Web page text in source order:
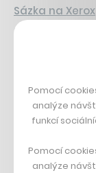
Sázka na Xerox
Strnad v Pirelli
PŘÍBĚHY Z
Boční projekt,
Francouzský
Dva golfisti,
Pomocí
analýze
funkcí
Pomocí
analýze